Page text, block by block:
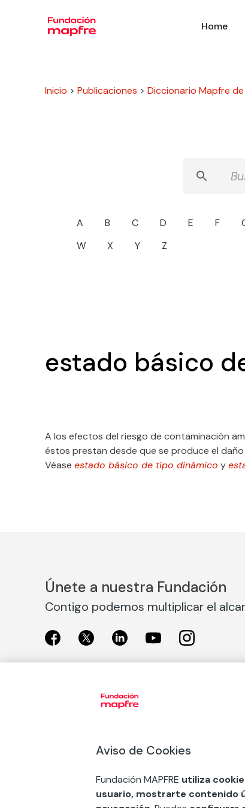
Home
Inicio > Publicaciones > Diccionario Mapfre
A B C D E F
W
X Y Z
estado básico
A los efectos del riesgo de contaminación
éstos prestan desde que se produce el
Véase estado básico de tipo dinámico y
Únete a nuestra Fundación
Contigo podemos multiplicar el
Exposiciones en Barcelona
COMPRAR ENTRADA
Aviso de Cookies
Fundación MAPFRE utiliza
usuario, mostrarte contenido